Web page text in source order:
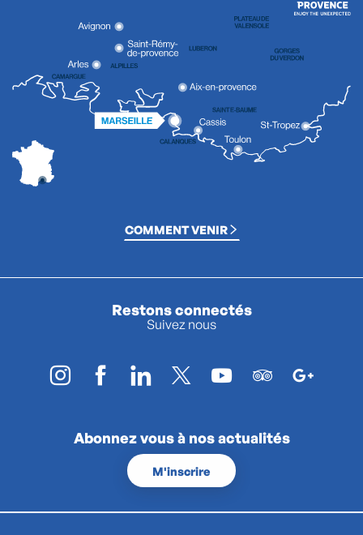
COMMENT VENIR
Restons connectés
Suivez nous
Abonnez vous à nos actualités
M'inscrire